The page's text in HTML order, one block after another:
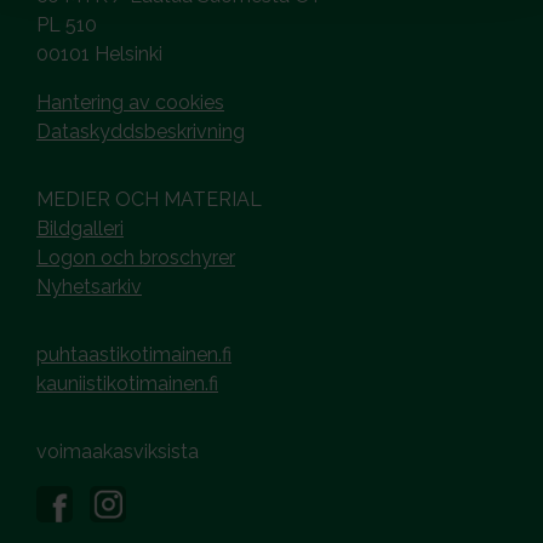
PL 510
00101 Helsinki
Hantering av cookies
Dataskyddsbeskrivning
MEDIER OCH MATERIAL
Bildgalleri
Logon och broschyrer
Nyhetsarkiv
puhtaastikotimainen.fi
kauniistikotimainen.fi
voimaakasviksista